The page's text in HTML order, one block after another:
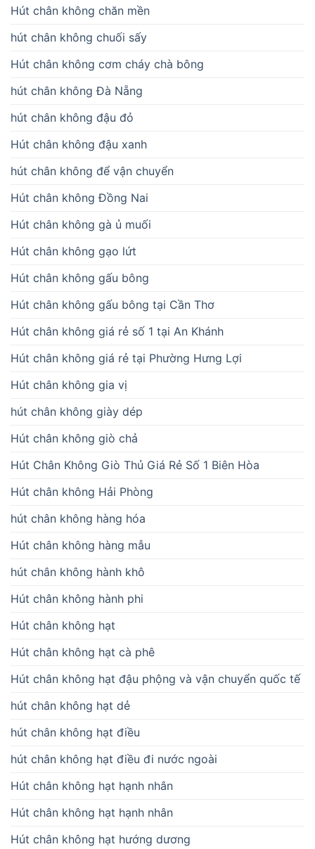
Hút chân không chăn mền
hút chân không chuối sấy
Hút chân không cơm cháy chà bông
hút chân không Đà Nẵng
hút chân không đậu đỏ
Hút chân không đậu xanh
hút chân không để vận chuyển
Hút chân không Đồng Nai
Hút chân không gà ủ muối
Hút chân không gạo lứt
Hút chân không gấu bông
Hút chân không gấu bông tại Cần Thơ
Hút chân không giá rẻ số 1 tại An Khánh
Hút chân không giá rẻ tại Phường Hưng Lợi
Hút chân không gia vị
hút chân không giày dép
Hút chân không giò chả
Hút Chân Không Giò Thủ Giá Rẻ Số 1 Biên Hòa
Hút chân không Hải Phòng
hút chân không hàng hóa
Hút chân không hàng mẫu
hút chân không hành khô
Hút chân không hành phi
Hút chân không hạt
Hút chân không hạt cà phê
Hút chân không hạt đậu phộng và vận chuyển quốc tế
hút chân không hạt dẻ
hút chân không hạt điều
hút chân không hạt điều đi nước ngoài
Hút chân không hạt hạnh nhân
Hút chân không hạt hạnh nhân
Hút chân không hạt hướng dương